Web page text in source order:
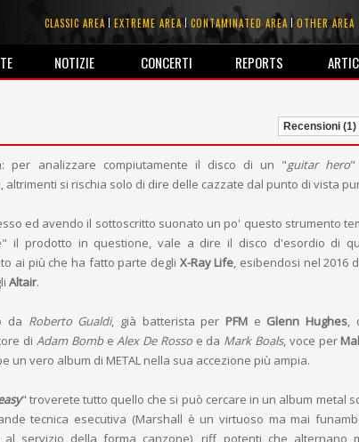
CLASSIC AREA EXTREME AREA CONTAMINATED AREA OTHER AREA
NOTIZIE CONCERTI REPORTS
Recensioni (1)
per analizzare compiutamente il disco di un "guitar hero"
altrimenti si rischia solo di dire delle cazzate dal punto di vista
ed avendo il sottoscritto suonato un po' questo strumento
il prodotto in questione, vale a dire il disco d'esordio di
ai più che ha fatto parte degli X-Ray Life, esibendosi nel 2016
Altair.
da Roberto Gualdi, già batterista per PFM e Glenn Hughes,
di Adam BombeAlex De Rossoe da Mark Boals, voce per
un vero album di METAL nella sua accezione più ampia.
" troverete tutto quello che si può cercare in un album metal
tecnica esecutiva (Marshall è un virtuoso ma mai
al servizio della forma canzone), riff potenti che alternano